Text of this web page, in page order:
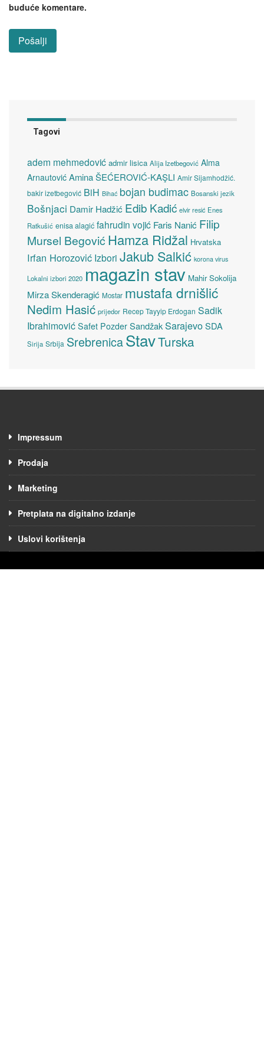
buduće komentare.
Tagovi
adem mehmedović admir lisica Alija Izetbegović Alma
Arnautović Amina ŠEĆEROVIĆ-KAŞLI Amir Sijamhodžić.
bakir izetbegović BiH Bihać bojan budimac Bosanski jezik
Bošnjaci Damir Hadžić Edib Kadić elvir resić Enes
Ratkušić enisa alagić fahrudin vojić Faris Nanić Filip
Mursel Begović Hamza Ridžal Hrvatska
Irfan Horozović Izbori Jakub Salkić korona virus
Lokalni izbori 2020 magazin stav Mahir Sokolija
Mirza Skenderagić Mostar mustafa drnišlić
Nedim Hasić prijedor Recep Tayyip Erdogan Sadik
Ibrahimović Safet Pozder SandžakSarajevoSDA
Sirija Srbija SrebrenicaStavTurska
Impressum
Prodaja
Marketing
Pretplata na digitalno izdanje
Uslovi korištenja